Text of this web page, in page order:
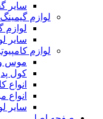
سایر
لوازم گیمینگ
لوازم
سایر
لوازم
موس و
کول پد
انواع
انواع
سایر